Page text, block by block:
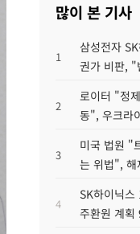
많이 본 기사
1
삼성전자
권가 비판, "
2
로이터 "정
동", 우크라
3
미국 법원 "
는 위법", 해
4
SK하이닉
주환원 계획